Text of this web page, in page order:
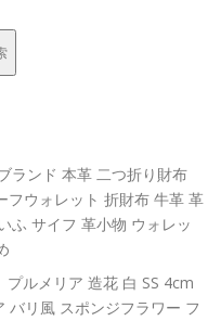
ランド 本革 二つ折り財布
フウォレット 折財布 牛革 革
ふ サイフ 革小物 ウォレッ
プルメリア 造花 白 SS 4cm
バリ風 スポンジフラワー フ